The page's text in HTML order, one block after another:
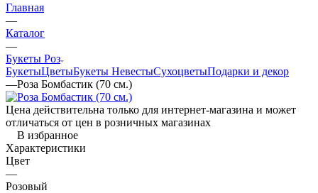
Главная
—
Каталог
—
Букеты Роз
БукетыЦветыБукеты НевестыСухоцветыПодарки и декор
—Роза Бомбастик (70 см.)
Цена действительна только для интернет-магазина и может
отличаться от цен в розничных магазинах
В избранное
Характеристики
Цвет
—
Розовый